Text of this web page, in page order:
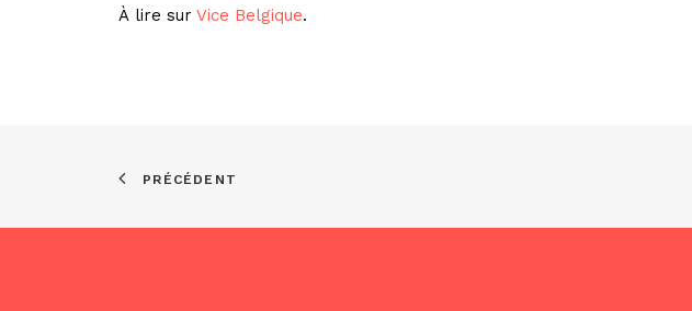
À lire sur Vice Belgique.
PRÉCÉDENT